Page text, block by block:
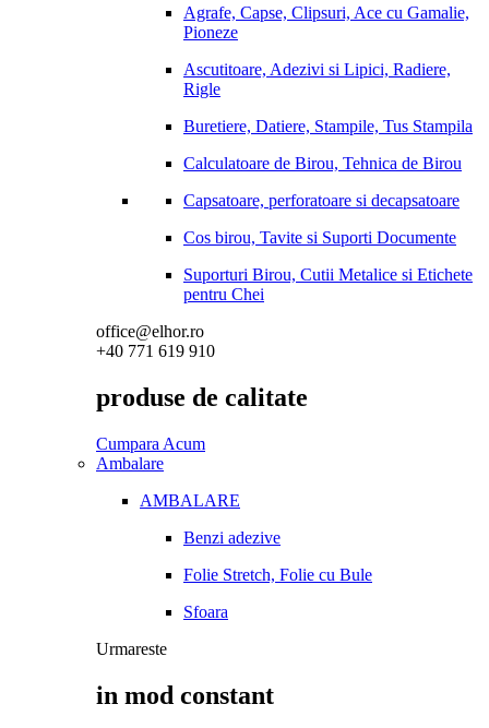
Agrafe, Capse, Clipsuri, Ace cu Gamalie,
Pioneze
Ascutitoare, Adezivi si Lipici, Radiere,
Rigle
Buretiere, Datiere, Stampile, Tus Stampila
Calculatoare de Birou, Tehnica de Birou
Capsatoare, perforatoare si decapsatoare
Cos birou, Tavite si Suporti Documente
Suporturi Birou, Cutii Metalice si Etichete
pentru Chei
office@elhor.ro
+40 771 619 910
produse de calitate
Cumpara Acum
Ambalare
AMBALARE
Benzi adezive
Folie Stretch, Folie cu Bule
Sfoara
Urmareste
in mod constant